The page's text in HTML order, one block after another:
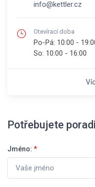
info@kettler.cz
Otevírací doba
Po-Pá: 10:00 -
So: 10:00 - 16:00
Potřebujete
Jméno: *